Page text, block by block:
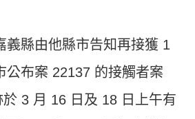
義縣由他縣市告知再接獲 1
公布案 22137 的接觸者案
3 月 16 日及 18 日上午有